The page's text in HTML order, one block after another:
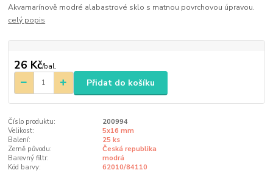
Akvamarínově modré alabastrové sklo s matnou povrchovou úpravou.
celý popis
26 Kč/bal.
Přidat do košíku
Číslo produktu:
200994
Velikost:
5x16 mm
Balení:
25 ks
Země původu:
Česká republika
Barevný filtr:
modrá
Kód barvy:
62010/84110